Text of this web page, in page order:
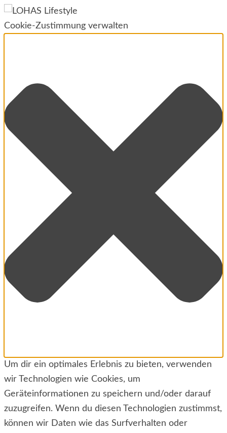
Cookie-Zustimmung verwalten
Um dir ein optimales Erlebnis zu bieten, verwenden
wir Technologien wie Cookies, um
Geräteinformationen zu speichern und/oder darauf
zuzugreifen. Wenn du diesen Technologien zustimmst,
können wir Daten wie das Surfverhalten oder